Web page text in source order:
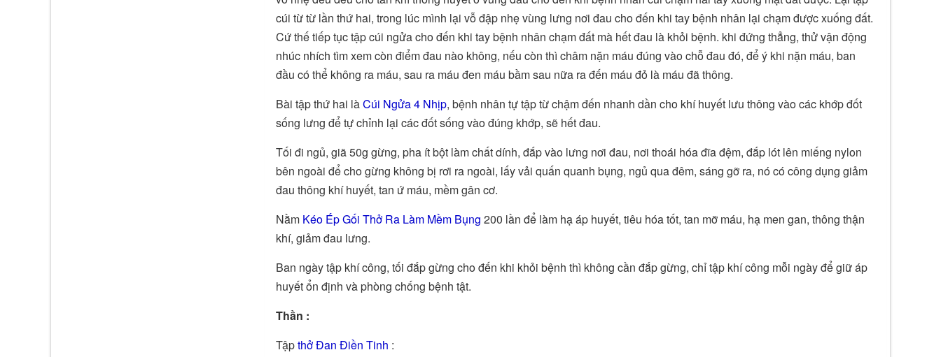
cúi từ từ lần thứ hai, trong lúc mình lại vỗ đập nhẹ vùng lưng nơi đau cho đến khi tay bệnh nhân lại chạm được xuống đất.
Cứ thế tiếp tục tập cúi ngửa cho đến khi tay bệnh nhân chạm đất mà hết đau là khỏi bệnh. khi đứng thẳng, thử vận động
nhúc nhích tìm xem còn điểm đau nào không, nếu còn thì châm nặn máu đúng vào chỗ đau đó, để ý khi nặn máu, ban
đầu có thể không ra máu, sau ra máu đen máu bầm sau nữa ra đến máu đỏ là máu đã thông.
Bài tập thứ hai làCúi Ngửa 4 Nhịp, bệnh nhân tự tập từ chậm đến nhanh dần cho khí huyết lưu thông vào các khớp đốt
sống lưng để tự chỉnh lại các đốt sống vào đúng khớp, sẽ hết đau.
Tối đi ngủ, giã 50g gừng, pha ít bột làm chất dính, đắp vào lưng nơi đau, nơi thoái hóa đĩa đệm, đắp lót lên miếng nylon
bên ngoài để cho gừng không bị rơi ra ngoài, lấy vải quấn quanh bụng, ngủ qua đêm, sáng gỡ ra, nó có công dụng giảm
đau thông khí huyết, tan ứ máu, mềm gân cơ.
Nằm Kéo Ép Gối Thở Ra Làm Mềm Bụng 200 lần để làm hạ áp huyết, tiêu hóa tốt, tan mỡ máu, hạ men gan, thông thận
khí, giảm đau lưng.
Ban ngày tập khí công, tối đắp gừng cho đến khi khỏi bệnh thì không cần đắp gừng, chỉ tập khí công mỗi ngày để giữ áp
huyết ổn định và phòng chống bệnh tật.
Thần :
Tậpthở Đan Điền Tinh :